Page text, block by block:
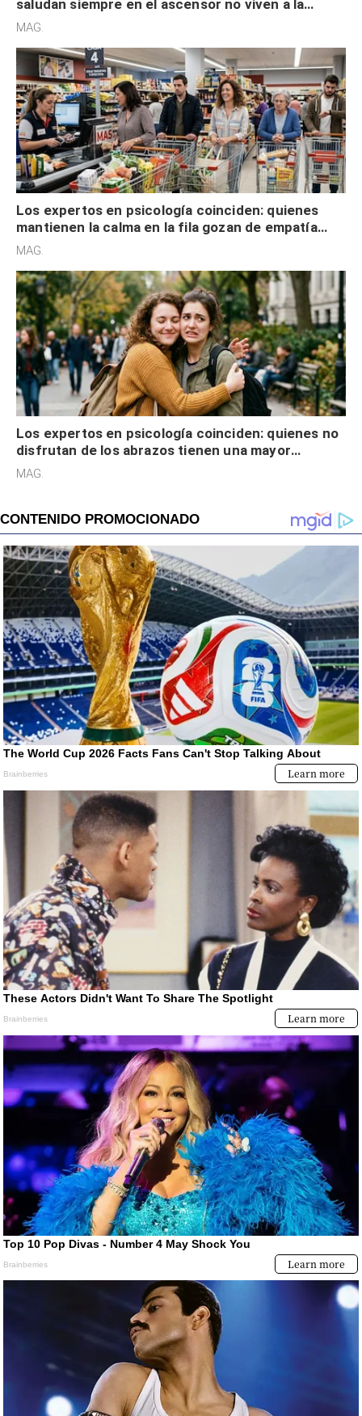
saludan siempre en el ascensor no viven a la
defensiva y tienen apertura social
MAG.
Los expertos en psicología coinciden: quienes
mantienen la calma en la fila gozan de empatía
cognitiva, gratitud y no solo tienen autocontrol
MAG.
Los expertos en psicología coinciden: quienes no
disfrutan de los abrazos tienen una mayor
sensibilidad a los estímulos físicos y no es por
MAG.